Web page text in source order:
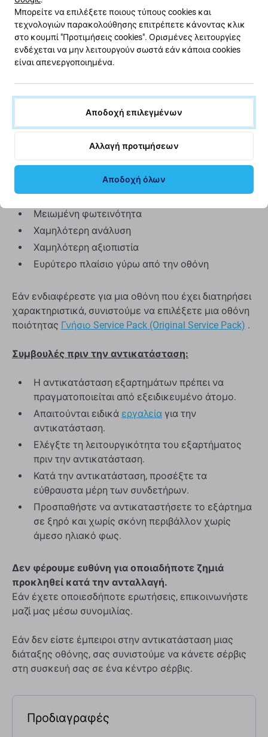
Υποστηρίζει πάντα την οθόνη*
Χαμηλότερη κατανάλωση μπαταρίας σε
σύγκριση με μια οθόνη TFT Aftermarket
Χαμηλή τιμή
*Αυτό ισχύει μόνο εάν η αρχική σας οθόνη που ήταν
στη συσκευή από το εργοστάσιο χρησιμοποιεί
τεχνολογία OLED.
Μειονεκτήματα:
Μικρότερος χώρος προβολής
Ελαφρώς ψηλότερο κάτω άκρο
Μειωμένη φωτεινότητα
Χαμηλότερη ανάλυση
Χαμηλότερη αξιοπιστία
Ευρύτερο πλαίσιο γύρω από την οθόνη
Εάν ενδιαφέρεστε για μια οθόνη που έχει διατηρήσει
χαρακτηριστικά, συνιστούμε να επιλέξετε μια οθόνη
ποιότητας Γνήσιο Service Pack (Original Service Pack) .
Συμβουλές πριν την αντικατάσταση:
Η αντικατάσταση εξαρτημάτων πρέπει να
πραγματοποιείται από εξειδικευμένο άτομο.
Απαιτούνται ειδικά εργαλεία για την
αντικατάσταση.
Ελέγξτε τη λειτουργικότητα του εξαρτήματος
πριν την αντικατάσταση.
Κατά την αντικατάσταση, προσέξτε τα
εύθραυστα μέρη των συνδετήρων.
Προσπαθήστε να αντικαταστήσετε το εξάρτημα
σε ξηρό και χωρίς σκόνη περιβάλλον χωρίς
άμεσο ηλιακό φως.
Δεν φέρουμε ευθύνη για οποιαδήποτε ζημιά
προκληθεί κατά την ανταλλαγή.
Εάν έχετε οποιεσδήποτε ερωτήσεις, επικοινωνήστε
μαζί μας μέσω συνομιλίας.
Εάν δεν είστε έμπειροι στην αντικατάσταση μιας
διάταξης οθόνης, σας συνιστούμε να κάνετε σέρβις
στη συσκευή σας σε ένα κέντρο σέρβις.
Προδιαγραφές
Μπορείτε να επιλέξετε ποιους τύπους cookies και
τεχνολογιών παρακολούθησης επιτρέπετε κάνοντας κλικ
στο κουμπί "Προτιμήσεις cookies". Ορισμένες λειτουργίες
ενδέχεται να μην λειτουργούν σωστά εάν κάποια cookies
είναι απενεργοποιημένα.
Αποδοχή επιλεγμένων
Αλλαγή προτιμήσεων
Αποδοχή όλων